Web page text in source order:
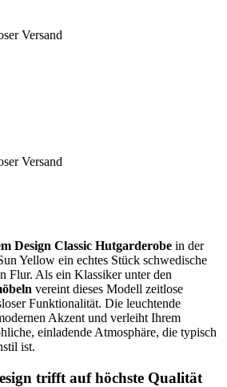
Versand
Versand
Design Classic Hutgarderobe in der
Yellow ein echtes Stück schwedische
Flur. Als ein Klassiker unter den
vereint dieses Modell zeitlose
Funktionalität. Die leuchtende
Akzent und verleiht Ihrem
einladende Atmosphäre, die typisch
ist.
trifft auf höchste Qualität